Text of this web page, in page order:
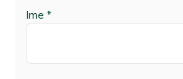
Ime *